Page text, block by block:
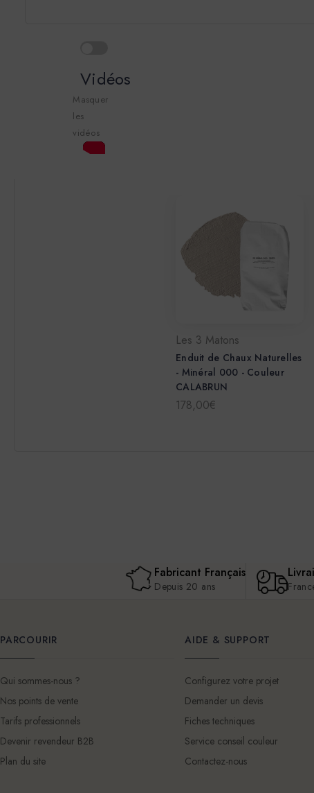
Vidéos
Masquer
les
vidéos
Les 3 Matons
Enduit de Chaux Naturelles
- Minéral 000 - Couleur
CALABRUN
178,00€
Fabricant Français
Depuis 20 ans
PARCOURIR
Qui sommes-nous ?
Nos points de vente
Tarifs professionnels
Devenir revendeur B2B
Plan du site
AIDE & SUPPORT
Configurez votre projet
Demander un devis
Fiches techniques
Service conseil couleur
Contactez-nous